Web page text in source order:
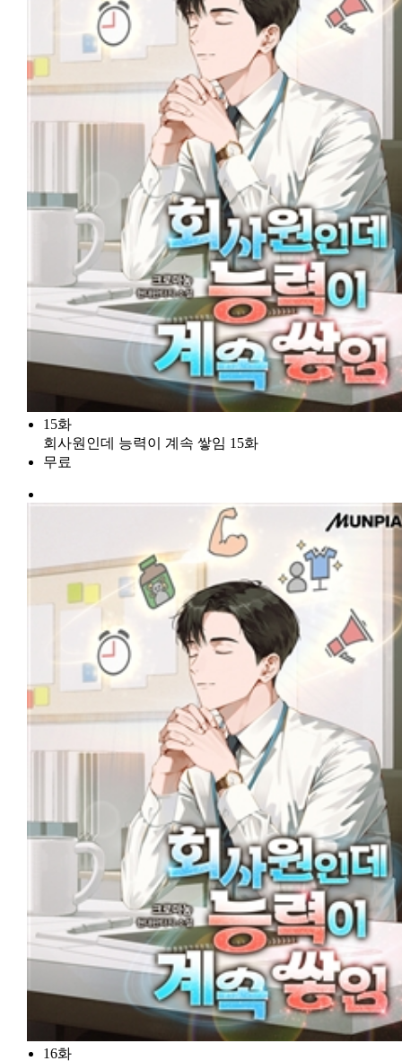
15화
회사원인데 능력이 계속 쌓임 15화
무료
16화